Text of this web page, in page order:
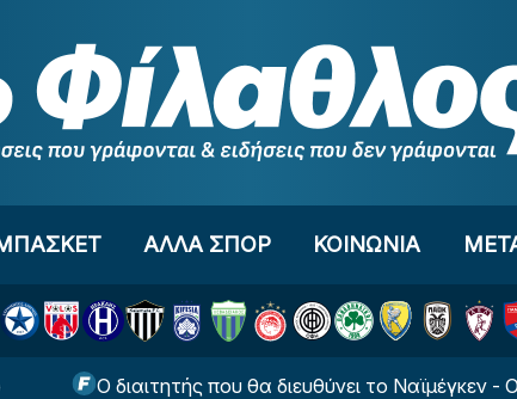
ΑΛΛΑ ΣΠΟΡ ΚΟΙΝΩΝΙΑ
Ο διαιτητής που θα διευθύνει το Ναϊμέγκεν -